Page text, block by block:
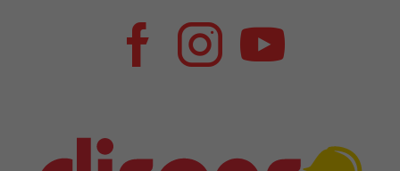
FacebookInstagramYoutube